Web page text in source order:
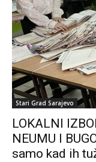
Stari Grad Sarajevo
LOKALNI
NEUMU I
samo kad ih